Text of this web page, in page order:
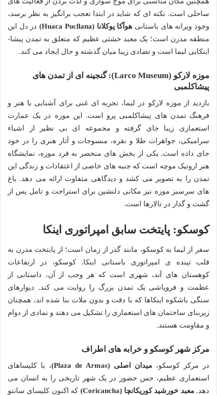
ساحلی است. نکته ای که شاید در ابتدا تعجب برانگیز به نظر برسد،
وجود ویرانه های باستانی هوآکا پوکلانا (Huaca Pucllana)
در دل این
منطقه مدرن است؛ یک معبد خشتی عظیم که متعلق به تمدن پیشا-
اینکایی لیما است و تضادی زیبا میان گذشته و حال ایجاد می کند.
موزه لارکو (Larco Museum): گنجینه ای از تمدن های
پیشاکلمبی
بازدید از موزه لارکو در لیما، تجربه ای غنی برای آشنایی با هنر و
فرهنگ تمدن های پیشاکلمبی پرو است. این موزه در یک عمارت
استعماری زیبا جای گرفته و مجموعه ای بی نظیر از اشیاء
سرامیکی، جواهرات طلا و نقره، منسوجات و آثار هنری را در خود
جای داده است. یکی از بخش های منحصر به فرد موزه، نمایشگاه
هنر اروتیک موچه است که جنبه های خاصی از اعتقادات و زندگی این
تمدن را به تصویر می کشد و دیدگاهی متفاوت ارائه می دهد. باغ
های سرسبز موزه نیز مکانی دلنشین برای استراحت و تامل پس از
گشت و گذار در تالارها است.
کوسکو: پایتخت سابق امپراتوری اینکا
سفر از لیما به کوسکو، مانند گذر از زمان است؛ از پایتخت مدرن به
قلب تپنده ی امپراتوری باستانی اینکا. کوسکو، در ارتفاعات
کوهستان های آند، شهری است که هر وجب از آن، داستانی از
عظمت و فروپاشی یک تمدن بزرگ را روایت می کند. دیوارهای
سنگی باشکوه اینکاها که با دقت و بدون ملات بنا شده اند، همچنان
زیربنای ساختمان های استعماری را تشکیل می دهند و نمادی از دوام
و مقاومت هستند.
مرکز شهر کوسکو و خرابه های اطراف
در مرکز کوسکو، میدان اصلی (Plaza de Armas)
، با کلیساهای
استعماری عظیم، حس حضور در یک شهر تاریخی را به انسان می
دهد.معبد خورشید کوریکانچا (Coricancha) که اکنون کلیسای سانتو